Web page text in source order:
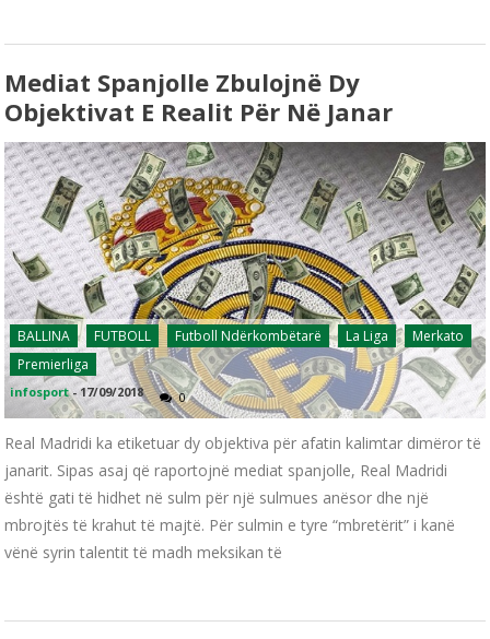
Mediat Spanjolle Zbulojnë Dy
Objektivat E Realit Për Në Janar
BALLINA FUTBOLL Futboll Ndërkombëtarë La Liga
Merkato
Premierliga
infosport -17/09/2018 0
Real Madridi ka etiketuar dy objektiva për afatin kalimtar dimëror të
janarit. Sipas asaj që raportojnë mediat spanjolle, Real Madridi
është gati të hidhet në sulm për një sulmues anësor dhe një
mbrojtës të krahut të majtë. Për sulmin e tyre “mbretërit” i kanë
vënë syrin talentit të madh meksikan të